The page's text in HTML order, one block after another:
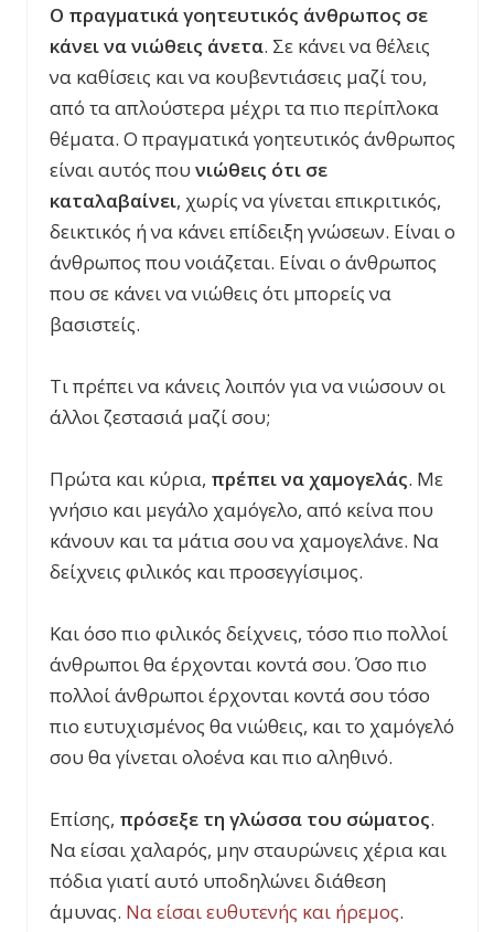
Ο πραγματικά γοητευτικός άνθρωπος σε
κάνει να νιώθεις άνετα. Σε κάνει να θέλεις
να καθίσεις και να κουβεντιάσεις μαζί του,
από τα απλούστερα μέχρι τα πιο περίπλοκα
θέματα. Ο πραγματικά γοητευτικός άνθρωπος
είναι αυτός που νιώθεις ότι σε
καταλαβαίνει, χωρίς να γίνεται επικριτικός,
δεικτικός ή να κάνει επίδειξη γνώσεων. Είναι ο
άνθρωπος που νοιάζεται. Είναι ο άνθρωπος
που σε κάνει να νιώθεις ότι μπορείς να
βασιστείς.
Τι πρέπει να κάνεις λοιπόν για να νιώσουν οι
άλλοι ζεστασιά μαζί σου;
Πρώτα και κύρια, πρέπει να χαμογελάς. Με
γνήσιο και μεγάλο χαμόγελο, από κείνα που
κάνουν και τα μάτια σου να χαμογελάνε. Να
δείχνεις φιλικός και προσεγγίσιμος.
Και όσο πιο φιλικός δείχνεις, τόσο πιο πολλοί
άνθρωποι θα έρχονται κοντά σου. Όσο πιο
πολλοί άνθρωποι έρχονται κοντά σου τόσο
πιο ευτυχισμένος θα νιώθεις, και το χαμόγελό
σου θα γίνεται ολοένα και πιο αληθινό.
Επίσης, πρόσεξε τη γλώσσα του σώματος.
Να είσαι χαλαρός, μην σταυρώνεις χέρια και
πόδια γιατί αυτό υποδηλώνει διάθεση
άμυνας. Να είσαι ευθυτενής και ήρεμος.